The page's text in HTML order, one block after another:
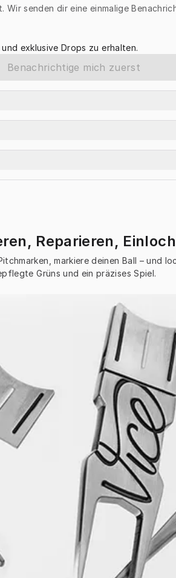
senden dir eine einmalige
exklusive Drops zu erhalten.
Benachrichtige mich zuerst
Reparieren,
markiere deinen Ball – und
Grüns und ein präzises Spiel.